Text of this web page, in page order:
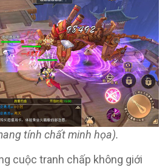
tính chất minh họa).
cuộc tranh chấp không giới